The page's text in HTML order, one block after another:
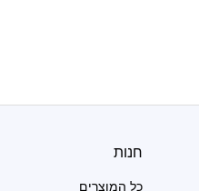
חנות
כל המוצרים